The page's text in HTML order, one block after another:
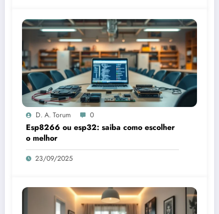
D. A. Torum 0
Esp8266 ou esp32: saiba como escolher
o melhor
23/09/2025